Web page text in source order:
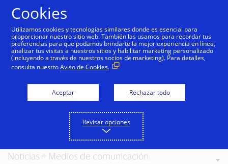
Nuestros valores
Noticias + Medios de comunicación
Cookies
Utilizamos cookies y tecnologías similares donde es esencial para
proporcionar nuestro sitio web. También las usamos para recordar tus
preferencias para que podamos brindarte la mejor experiencia en línea,
analizar tus visitas a nuestros sitios y habilitar marketing personalizado
(incluyendo a través de nuestros socios de marketing). Para detalles,
consulta nuestroAviso de Cookies.
Aceptar Rechazar todo
Revisar opciones